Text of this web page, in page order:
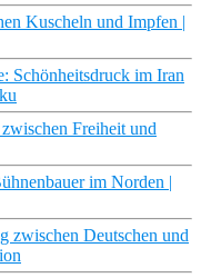
Kuscheln und Impfen |
Schönheitsdruck im Iran
Freiheit und
im Norden |
zwischen Deutschen und